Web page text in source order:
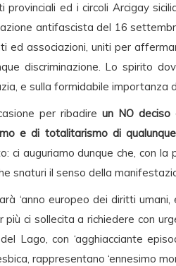
provinciali ed i circoli Arcigay
antifascista del 16
ed associazioni, uniti per
discriminazione. Lo spirito
e sulla formidabile importanza
per ribadireun NO deciso
e di totalitarismo di
ci auguriamo dunque che, con
snaturi il senso della
‘anno europeo dei diritti
più ci sollecita a richiedere con
Lago, con ‘agghiacciante
rappresentano ‘ennesimo